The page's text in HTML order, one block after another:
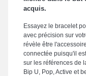
acquis.
Essayez le bracelet
avec précision sur
révèle être
connectée puisqu'il
sur les références de
Bip U, Pop, Active et